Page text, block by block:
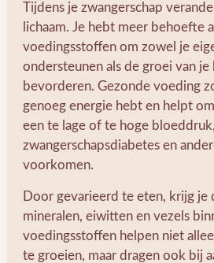
Tijdens je zwangerschap
lichaam. Je hebt meer behoefte
voedingsstoffen om zowel je
ondersteunen als de groei van je
bevorderen. Gezonde voeding
genoeg energie hebt en helpt
een te lage of te hoge bloeddruk,
zwangerschapsdiabetes en
voorkomen.
Door gevarieerd te eten, krijg je
mineralen, eiwitten en vezels
voedingsstoffen helpen niet
te groeien, maar dragen ook bij